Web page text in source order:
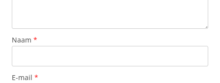
Naam *
E-mail *